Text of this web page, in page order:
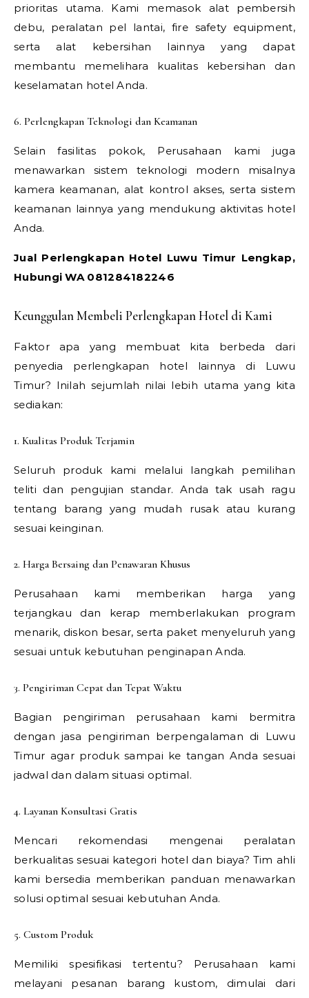
prioritas utama. Kami memasok alat pembersih
debu, peralatan pel lantai, fire safety equipment,
serta alat kebersihan lainnya yang dapat
membantu memelihara kualitas kebersihan dan
keselamatan hotel Anda.
6. Perlengkapan Teknologi dan Keamanan
Selain fasilitas pokok, Perusahaan kami juga
menawarkan sistem teknologi modern misalnya
kamera keamanan, alat kontrol akses, serta sistem
keamanan lainnya yang mendukung aktivitas hotel
Anda.
Jual Perlengkapan Hotel Luwu Timur Lengkap,
Hubungi WA 081284182246
Keunggulan Membeli Perlengkapan Hotel di Kami
Faktor apa yang membuat kita berbeda dari
penyedia perlengkapan hotel lainnya di Luwu
Timur? Inilah sejumlah nilai lebih utama yang kita
sediakan:
1. Kualitas Produk Terjamin
Seluruh produk kami melalui langkah pemilihan
teliti dan pengujian standar. Anda tak usah ragu
tentang barang yang mudah rusak atau kurang
sesuai keinginan.
2. Harga Bersaing dan Penawaran Khusus
Perusahaan kami memberikan harga yang
terjangkau dan kerap memberlakukan program
menarik, diskon besar, serta paket menyeluruh yang
sesuai untuk kebutuhan penginapan Anda.
3. Pengiriman Cepat dan Tepat Waktu
Bagian pengiriman perusahaan kami bermitra
dengan jasa pengiriman berpengalaman di Luwu
Timur agar produk sampai ke tangan Anda sesuai
jadwal dan dalam situasi optimal.
4. Layanan Konsultasi Gratis
Mencari rekomendasi mengenai peralatan
berkualitas sesuai kategori hotel dan biaya? Tim ahli
kami bersedia memberikan panduan menawarkan
solusi optimal sesuai kebutuhan Anda.
5. Custom Produk
Memiliki spesifikasi tertentu? Perusahaan kami
melayani pesanan barang kustom, dimulai dari